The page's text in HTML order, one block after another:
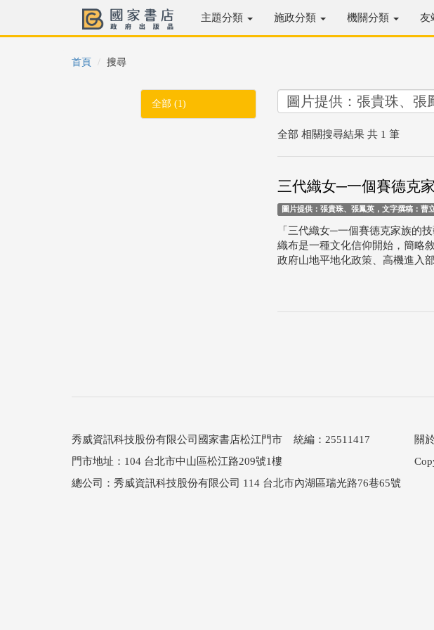
主題分類 施政分類 機關分類 友
首頁 搜尋
全部 (1)
全部 相關搜尋結果 共 1 筆
三代織女─一個賽德克
圖片提供：張貴珠、張鳳英，文字撰稿：曹
「三代織女─一個賽德克家族的
織布是一種文化信仰開始，簡略
政府山地平地化政策、高機進入
秀威資訊科技股份有限公司國家書店松江門市 統編：25511417
門市地址：104 台北市中山區松江路209號1樓
關
總公司：秀威資訊科技股份有限公司 114 台北市內湖區瑞光路76巷65號